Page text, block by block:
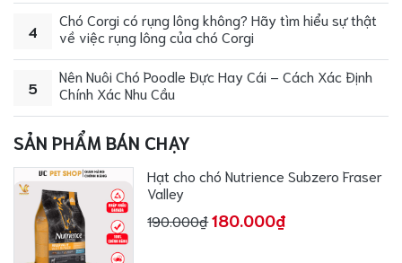
4
Chó Corgi có rụng lông không? Hãy tìm hiểu sự thật
về việc rụng lông của chó Corgi
5
Nên Nuôi Chó Poodle Đực Hay Cái – Cách Xác Định
Chính Xác Nhu Cầu
SẢN PHẨM BÁN CHẠY
Hạt cho chó Nutrience Subzero Fraser
Valley
190.000₫180.000₫